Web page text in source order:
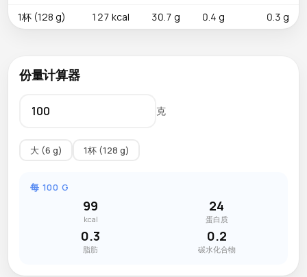
1杯 (128 g)
127 kcal 30.7 g 0.4 g 0.3 g
份量计算器
克
大 (6 g) 1杯 (128 g)
每 100 G
99
kcal
24
蛋白质
0.3
脂肪
0.2
碳水化合物